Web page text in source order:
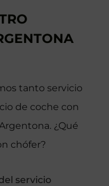
tanto servicio
de coche con
¿Qué
chófer?
servicio